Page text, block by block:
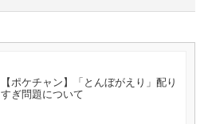
【ポケチャン】「とんぼがえり」配り
すぎ問題について